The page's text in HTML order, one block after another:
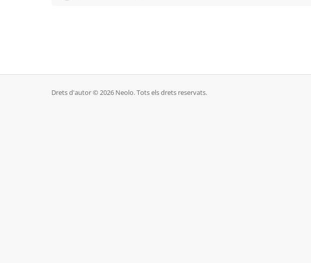
Drets d'autor © 2026 Neolo. Tots els drets reservats.